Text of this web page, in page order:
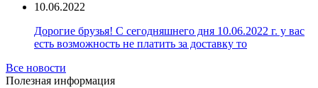
10.06.2022
Дорогие брузья! С сегодняшнего дня 10.06.2022 г. у вас
есть возможность не платить за доставку то
Все новости
Полезная информация